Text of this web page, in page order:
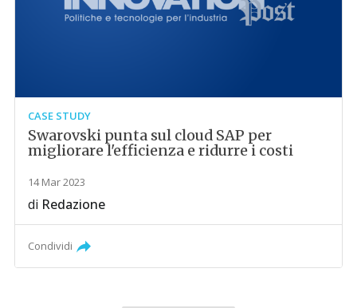
CASE STUDY
Swarovski punta sul cloud SAP per
migliorare l'efficienza e ridurre i costi
14 Mar 2023
di Redazione
Condividi